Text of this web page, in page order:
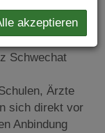
zukunftssichere
Schwechat
Ärzte
sich direkt vor
Anbindung
akzeptieren